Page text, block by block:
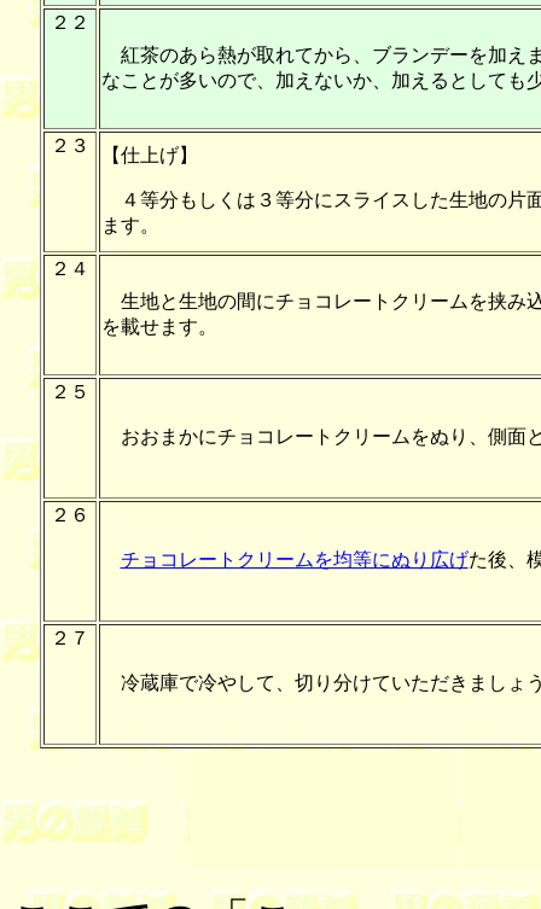
２２
紅茶のあら熱が取れてから、ブランデーを加え
なことが多いので、加えないか、加えるとしても
２３ 【仕上げ】
４等分もしくは３等分にスライスした生地の片
ます。
２４
生地と生地の間にチョコレートクリームを挟み
を載せます。
２５
おおまかにチョコレートクリームをぬり、側面
２６
チョコレートクリームを均等にぬり広げた後、
２７
冷蔵庫で冷やして、切り分けていただきましょ